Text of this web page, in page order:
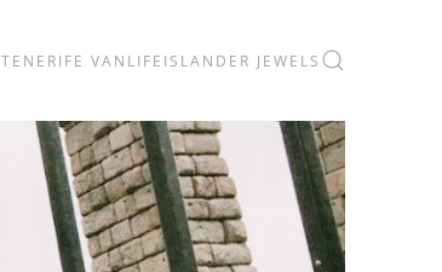
TENERIFE VANLIFE ISLANDER JEWELS